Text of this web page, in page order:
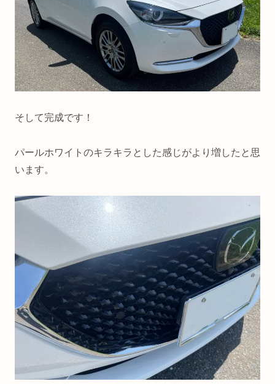
そして完成です！
パールホワイトのキラキラとした感じがより増したと思
います。